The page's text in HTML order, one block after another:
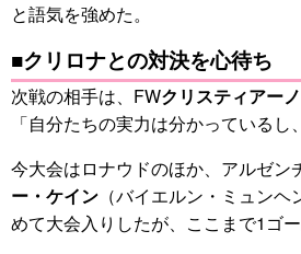
と語気を強めた。
■クリロナとの対決を心待ち
次戦の相手は、FWクリスティアー
「自分たちの実力は分かっている
今大会はロナウドのほか、アルゼン
ー・ケイン （バイエルン・ミュン
めて大会入りしたが、ここまで1ゴ